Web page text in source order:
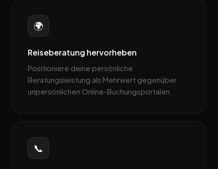
🌍
Reiseberatung hervorheben
Positioniere deine persönliche
Beratungsleistung als Mehrwert gegenüber
unpersönlichen Online-Buchungsportalen.
📞